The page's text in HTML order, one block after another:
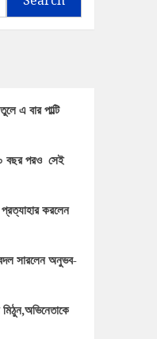
এ বার পাল্টি
বছর পরও সেই
করলেন
সারলেন অনুভব-
মিঠুন,অভিনেতাকে